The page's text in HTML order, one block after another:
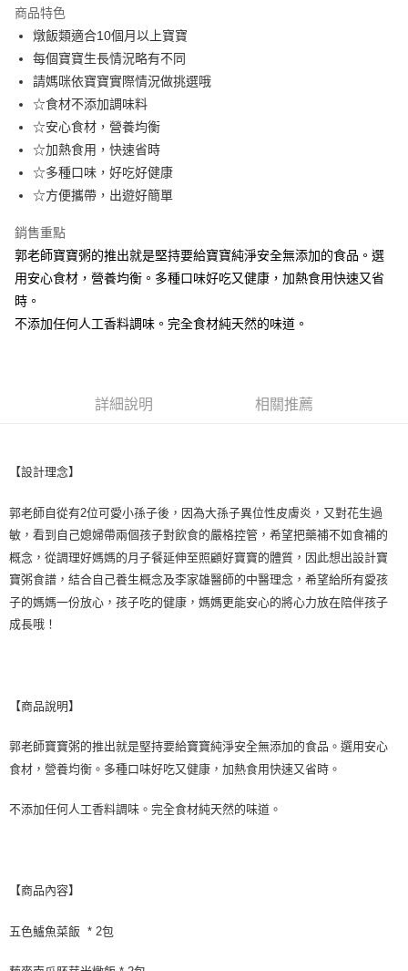
街口支付
悠遊付
Google Pay
AFTEE先享後付
相關說明
【關於「AFTEE先享後付」】
AFTEE先享後付是「在收到商品之後才付款」的支付方式。 讓您購物簡單
１．簡單：不需註冊會員、不需綁卡、不需儲值。
２．便利：只要手機號碼，簡訊認證，即可結帳。
３．安心：先確認商品／服務後，再付款。
１．於結帳方式選擇「AFTEE先享後付」後，將跳轉至「AFTEE先享後付」
結帳頁面，進行簡訊認證並確認金額後，即可完成結帳。
購買商品的店家。未經商家同意取消之訂單仍視為有效，需透過AFTEE先享
客戶支援中心」
１．透過由恩沛科技股份有限公司提供之「AFTEE先享後付」服務完成之交
易，需依本服務之必要範圍內提供個人資料，並將交易相關給付款項請求債
權轉讓予恩沛科技股份有限公司。
https://aftee.tw/terms/#terms3
３．未成年的使用者請事先徵得法定代理人或監護人之同意方可使用
「AFTEE先享後付」，若未經同意申辦者引起之損失，本公司不負相關責
５．嚴禁一人註冊多個帳號或使用他人資訊註冊。若發現惡意使用之情形，
ATM付款
運送方式
冷凍宅配
每筆NT$150，滿NT$2,000(含以上)免運費
商品特色
燉飯類適合10個月以上寶寶
每個寶寶生長情況略有不同
請媽咪依寶寶實際情況做挑選哦
☆食材不添加調味料
☆安心食材，營養均衡
☆加熱食用，快速省時
☆多種口味，好吃好健康
☆方便攜帶，出遊好簡單
銷售重點
郭老師寶寶粥的推出就是堅持要給寶寶純淨安全無添加的食品。選
用安心食材，營養均衡。多種口味好吃又健康，加熱食用快速又省
時。
不添加任何人工香料調味。完全食材純天然的味道。
詳細說明 相關推薦
【設計理念】
郭老師自從有2位可愛小孫子後，因為大孫子異位性皮膚炎，又對花生過
敏，看到自己媳婦帶兩個孩子對飲食的嚴格控管，希望把藥補不如食補的
概念，從調理好媽媽的月子餐延伸至照顧好寶寶的體質，因此想出設計寶
寶粥食譜，結合自己養生概念及李家雄醫師的中醫理念，希望給所有愛孩
子的媽媽一份放心，孩子吃的健康，媽媽更能安心的將心力放在陪伴孩子
成長哦！
【商品說明】
郭老師寶寶粥的推出就是堅持要給寶寶純淨安全無添加的食品。選用安心
食材，營養均衡。多種口味好吃又健康，加熱食用快速又省時。
不添加任何人工香料調味。完全食材純天然的味道。
【商品內容】
五色鱸魚菜飯 * 2包